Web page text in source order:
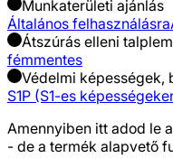
Munkaterületi ajánlás
Általános felhasználásra
Átszúrás elleni
fémmentes
Védelmi képességek,
S1P (S1-es
Amennyiben itt adod le
- de a termék alapvető